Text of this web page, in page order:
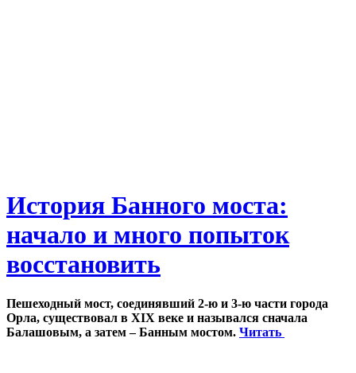
История Банного моста:
начало и много попыток
восстановить
Пешеходный мост, соединявший 2-ю и 3-ю части города
Орла, существовал в XIX веке и назывался сначала
Балашовым, а затем – Банным мостом. Читать